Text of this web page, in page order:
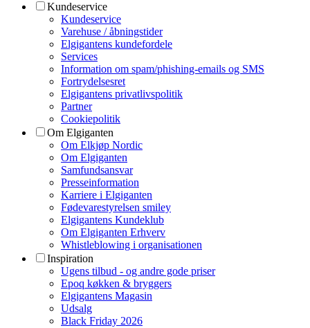
Kundeservice
Kundeservice
Varehuse / åbningstider
Elgigantens kundefordele
Services
Information om spam/phishing-emails og SMS
Fortrydelsesret
Elgigantens privatlivspolitik
Partner
Cookiepolitik
Om Elgiganten
Om Elkjøp Nordic
Om Elgiganten
Samfundsansvar
Presseinformation
Karriere i Elgiganten
Fødevarestyrelsen smiley
Elgigantens Kundeklub
Om Elgiganten Erhverv
Whistleblowing i organisationen
Inspiration
Ugens tilbud - og andre gode priser
Epoq køkken & bryggers
Elgigantens Magasin
Udsalg
Black Friday 2026